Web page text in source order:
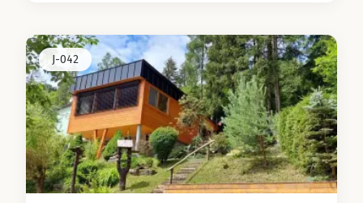
J-042